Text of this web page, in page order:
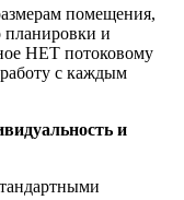
помещения,
планировки и
НЕТ потоковому
с каждым
и